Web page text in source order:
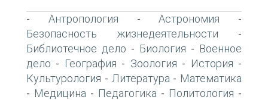
- Антропология -Астрономия -
Безопасность жизнедеятельности -
Библиотечное дело - Биология - Военное
дело - География - Зоология - История -
Культурология - Литература - Математика
- Медицина - Педагогика - Политология -